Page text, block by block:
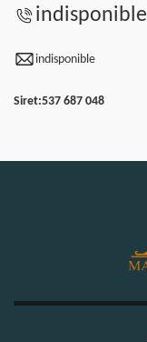
indisponible
indisponible
Siret:537 687 048